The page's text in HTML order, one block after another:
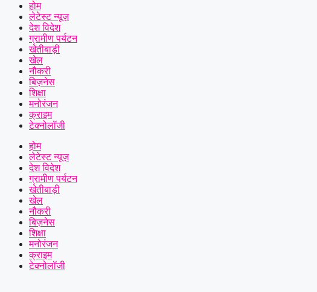
होम
लेटेस्ट न्यूज़
देश विदेश
ग्रामीण पर्यटन
खेतीबाड़ी
खेल
नौकरी
बिज़नेस
शिक्षा
मनोरंजन
क्राइम
टेक्नोलॉजी
होम
लेटेस्ट न्यूज़
देश विदेश
ग्रामीण पर्यटन
खेतीबाड़ी
खेल
नौकरी
बिज़नेस
शिक्षा
मनोरंजन
क्राइम
टेक्नोलॉजी